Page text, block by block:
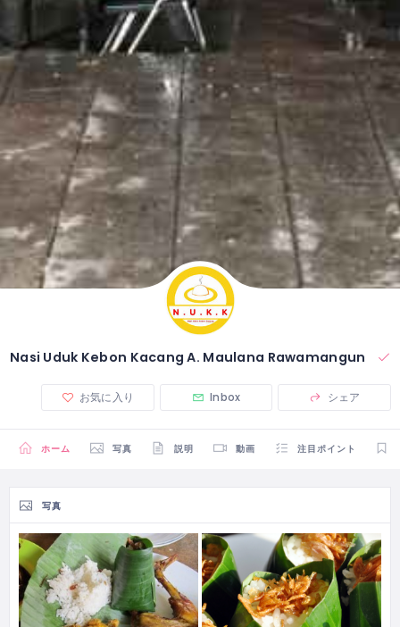
Nasi Uduk Kebon Kacang A. Maulana Rawamangun
お気に入り Inbox シェア
ホーム 写真 説明 動画 注目ポイント
写真